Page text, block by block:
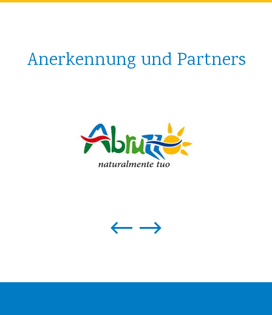
Anerkennung und Partners